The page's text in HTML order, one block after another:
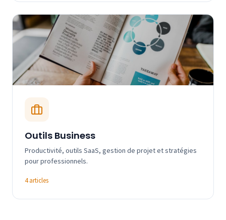
Outils Business
Productivité, outils SaaS, gestion de projet et stratégies
pour professionnels.
4 articles